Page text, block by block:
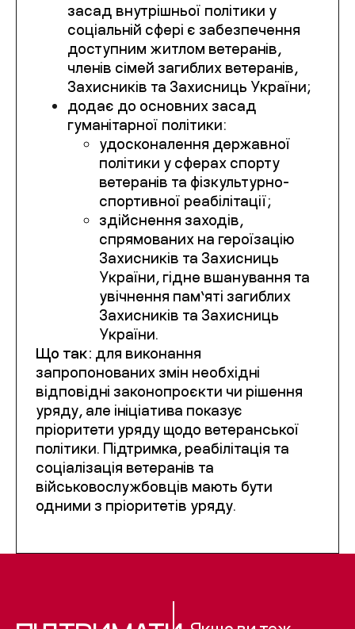
засад внутрішньої політики у
соціальній сфері є забезпечення
доступним житлом ветеранів,
членів сімей загиблих ветеранів,
Захисників та Захисниць України;
додає до основних засад
гуманітарної політики:
удосконалення державної
політики у сферах спорту
ветеранів та фізкультурно-
спортивної реабілітації;
здійснення заходів,
спрямованих на героїзацію
Захисників та Захисниць
України, гідне вшанування та
увічнення пам’яті загиблих
Захисників та Захисниць
України.
Що так: для виконання
запропонованих змін необхідні
відповідні законопроєкти чи рішення
уряду, але ініціатива показує
пріоритети уряду щодо ветеранської
політики. Підтримка, реабілітація та
соціалізація ветеранів та
військовослужбовців мають бути
одними з пріоритетів уряду.